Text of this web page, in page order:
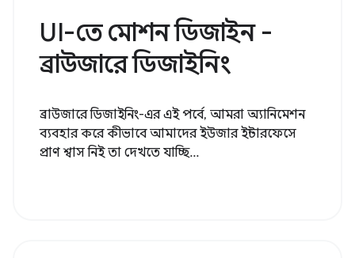
UI-তে মোশন ডিজাইন -
ব্রাউজারে ডিজাইনিং
ব্রাউজারে ডিজাইনিং-এর এই পর্বে, আমরা অ্যানিমেশন
ব্যবহার করে কীভাবে আমাদের ইউজার ইন্টারফেসে
প্রাণ শ্বাস নিই তা দেখতে যাচ্ছি...